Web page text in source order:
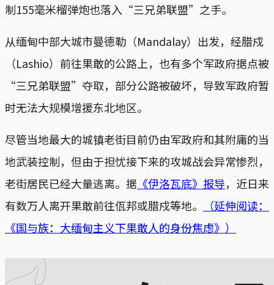
制155毫米榴弹炮也落入“三兄弟联盟”之手。
从缅甸中部大城市曼德勒（Mandalay）出发，经腊戍
（Lashio）前往果敢的公路上，也有多个军政府据点被
“三兄弟联盟”夺取，部分公路被破坏，导致军政府暂
时无法大规模增援东北地区。
尽管当地最大的城镇老街目前仍由军政府和其附庸的当
地武装控制，但由于担忧接下来的攻城战会异常惨烈，
老街居民已经大量逃离。据 《伊洛瓦底》报导，近日来
有数万人离开果敢前往佤邦或腊戍等地。
（延伸阅读：
《国与族：大缅甸主义下果敢人的身份焦虑》）